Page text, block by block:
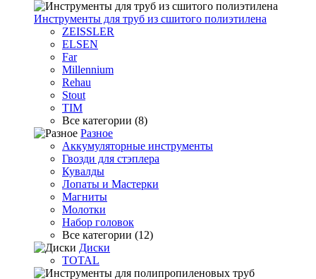
Инструменты для труб из сшитого полиэтилена
ZEISSLER
ELSEN
Far
Millennium
Rehau
Stout
TIM
Все категории (8)
Разное
Аккумуляторные инструменты
Гвозди для стэплера
Кувалды
Лопаты и Мастерки
Магниты
Молотки
Набор головок
Все категории (12)
Диски
TOTAL